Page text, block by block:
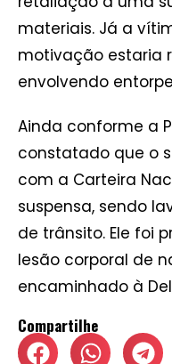
materiais. Já a
motivação estaria
envolvendo
Ainda conforme a
constatado que o
com a Carteira
suspensa, sendo
de trânsito. Ele foi
lesão corporal de
encaminhado à
Compartilhe